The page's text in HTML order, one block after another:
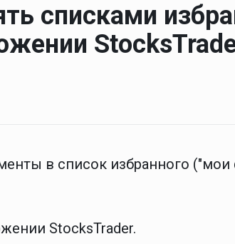
списками
в список избранного ("мои
StocksTrader.